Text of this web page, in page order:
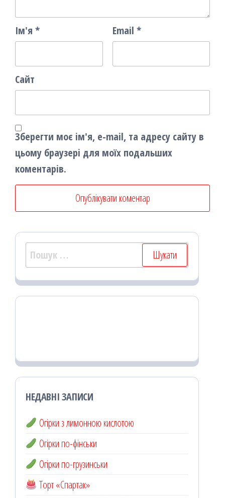
Ім'я * Email *
Сайт
Зберегти моє ім'я, e-mail, та адресу сайту в
цьому браузері для моїх подальших
коментарів.
Пошук:
НЕДАВНІ ЗАПИСИ
Огірки з лимонною кислотою
Огірки по-фінськи
Огірки по-грузинськи
Торт «Спартак»